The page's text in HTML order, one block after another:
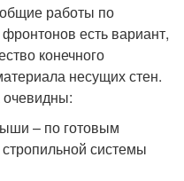
работы по
есть вариант,
конечного
несущих стен.
очевидны:
– по готовым
системы